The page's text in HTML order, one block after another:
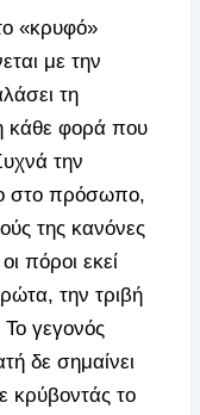
«κρυφό»
με την
τη
κάθε φορά που
την
στο πρόσωπο,
της κανόνες
πόροι εκεί
την τριβή
γεγονός
δε σημαίνει
κρύβοντάς το